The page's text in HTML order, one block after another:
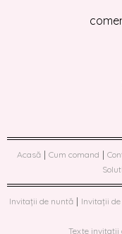
Acasă | Cum comand |
Invitații de nuntă | Invitații de
Texte invitații